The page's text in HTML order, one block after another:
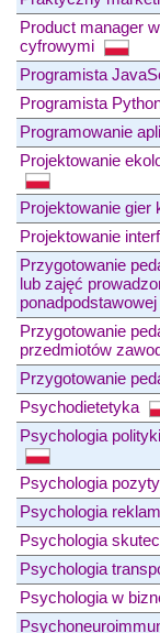
Product manager
cyfrowymi
Programista
Programista
Programowanie
Projektowanie
Projektowanie gier
Projektowanie
Przygotowanie
lub zajęć
ponadpodstawowej
Przygotowanie
przedmiotów
Przygotowanie
Psychodietetyka
Psychologia
Psychologia
Psychologia
Psychologia
Psychologia
Psychologia w